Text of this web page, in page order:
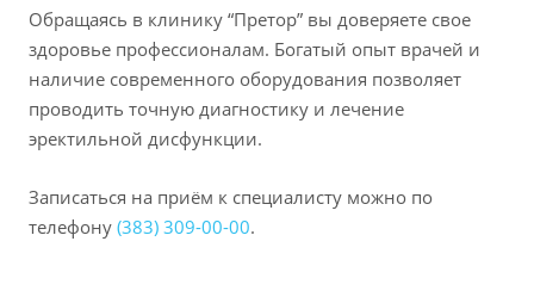
Обращаясь в клинику “Претор” вы доверяете свое
здоровье профессионалам. Богатый опыт врачей и
наличие современного оборудования позволяет
проводить точную диагностику и лечение
эректильной дисфункции.
Записаться на приём к специалисту можно по
телефону (383) 309-00-00.